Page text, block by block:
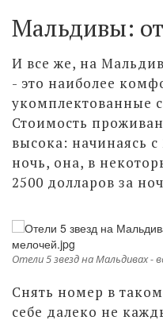
Мальдивы:
И все же, на
- это наиболее
укомплектованные
Стоимость
высока: начинаясь
ночь, она, в
2500 долларов за
Отели 5 звезд на Мальдивах -
Снять номер в
себе далеко не